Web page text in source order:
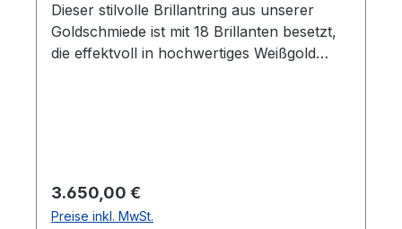
Dieser stilvolle Brillantring aus unserer
Goldschmiede ist mit 18 Brillanten besetzt,
die effektvoll in hochwertiges Weißgold
ausgefasst werden kann.
Regulärer Preis:
3.650,00 €
Preise inkl. MwSt.